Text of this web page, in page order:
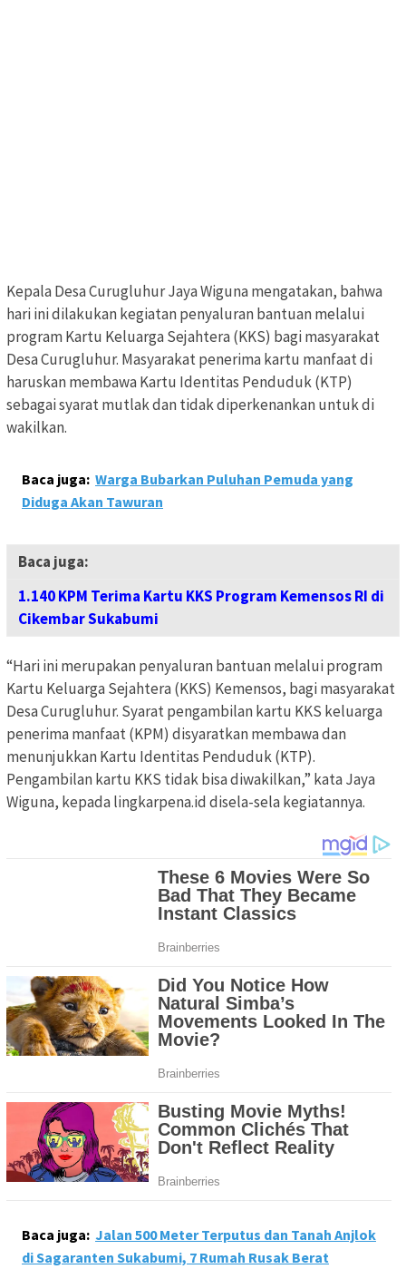
Kepala Desa Curugluhur Jaya Wiguna mengatakan, bahwa
hari ini dilakukan kegiatan penyaluran bantuan melalui
program Kartu Keluarga Sejahtera (KKS) bagi masyarakat
Desa Curugluhur. Masyarakat penerima kartu manfaat di
haruskan membawa Kartu Identitas Penduduk (KTP)
sebagai syarat mutlak dan tidak diperkenankan untuk di
wakilkan.
Baca juga: Warga Bubarkan Puluhan Pemuda yang
Diduga Akan Tawuran
Baca juga:
1.140 KPM Terima Kartu KKS Program Kemensos RI di
Cikembar Sukabumi
“Hari ini merupakan penyaluran bantuan melalui program
Kartu Keluarga Sejahtera (KKS) Kemensos, bagi masyarakat
Desa Curugluhur. Syarat pengambilan kartu KKS keluarga
penerima manfaat (KPM) disyaratkan membawa dan
menunjukkan Kartu Identitas Penduduk (KTP).
Pengambilan kartu KKS tidak bisa diwakilkan,” kata Jaya
Wiguna, kepada lingkarpena.id disela-sela kegiatannya.
Baca juga: Jalan 500 Meter Terputus dan Tanah Anjlok
di Sagaranten Sukabumi, 7 Rumah Rusak Berat